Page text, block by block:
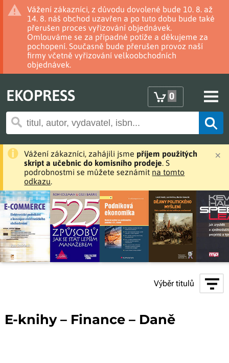
Vážení zákazníci, z důvodu dovolené bude 10. 8. až
14. 8. náš obchod uzavřen a po tuto dobu bude také
přerušen proces vyřizování objednávek.
Omlouváme se za případné potíže a děkujeme za
pochopení. Současně bude přerušen provoz naší
firmy včetně vyřizování velkoobchodních
objednávek.
EKOPRESS 0
Vážení zákazníci, zahájili jsme příjem použitých
skript a učebnic do komisního prodeje. S
podrobnostmi se můžete seznámit na tomto
odkazu.
×
Výběr titulů
E-knihy – Finance – Daně